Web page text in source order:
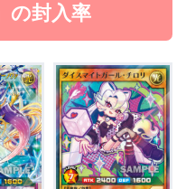
の封入率